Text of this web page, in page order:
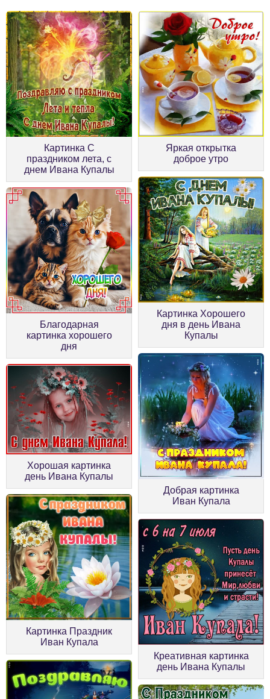
Картинка С
праздником лета, с
днем Ивана Купалы
Яркая открытка
доброе утро
Благодарная
картинка хорошего
дня
Картинка Хорошего
дня в день Ивана
Купалы
Хорошая картинка
день Ивана Купалы
Добрая картинка
Иван Купала
Картинка Праздник
Иван Купала
Креативная картинка
день Ивана Купалы